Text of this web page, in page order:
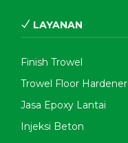
LAYANAN
Finish Trowel
Trowel Floor Hardener
Jasa Epoxy Lantai
Injeksi Beton